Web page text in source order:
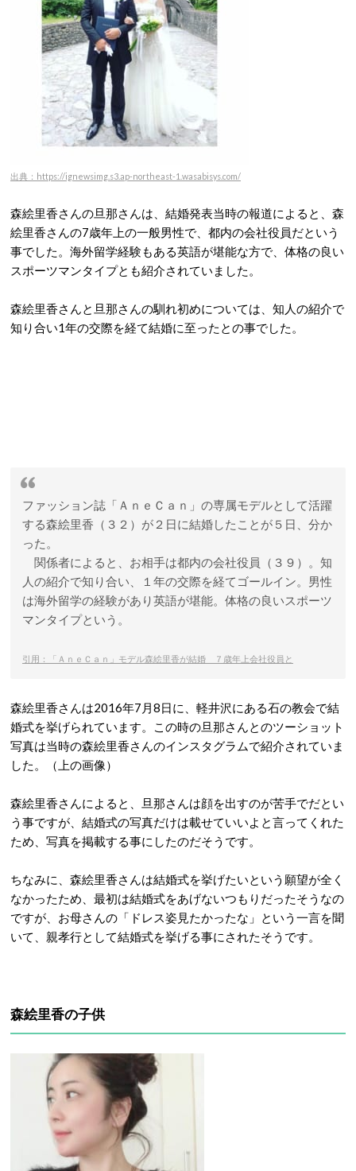
出典：https://ignewsimg.s3.ap-northeast-1.wasabisys.com/
森絵里香さんの旦那さんは、結婚発表当時の報道によると、森
絵里香さんの7歳年上の一般男性で、都内の会社役員だという
事でした。海外留学経験もある英語が堪能な方で、体格の良い
スポーツマンタイプとも紹介されていました。
森絵里香さんと旦那さんの馴れ初めについては、知人の紹介で
知り合い1年の交際を経て結婚に至ったとの事でした。
ファッション誌「ＡｎｅＣａｎ」の専属モデルとして活躍
する森絵里香（３２）が２日に結婚したことが５日、分か
った。
関係者によると、お相手は都内の会社役員（３９）。知
人の紹介で知り合い、１年の交際を経てゴールイン。男性
は海外留学の経験があり英語が堪能。体格の良いスポーツ
マンタイプという。
引用：「ＡｎｅＣａｎ」モデル森絵里香が結婚 ７歳年上会社役員と
森絵里香さんは2016年7月8日に、軽井沢にある石の教会で結
婚式を挙げられています。この時の旦那さんとのツーショット
写真は当時の森絵里香さんのインスタグラムで紹介されていま
した。（上の画像）
森絵里香さんによると、旦那さんは顔を出すのが苦手でだとい
う事ですが、結婚式の写真だけは載せていいよと言ってくれた
ため、写真を掲載する事にしたのだそうです。
ちなみに、森絵里香さんは結婚式を挙げたいという願望が全く
なかったため、最初は結婚式をあげないつもりだったそうなの
ですが、お母さんの「ドレス姿見たかったな」という一言を聞
いて、親孝行として結婚式を挙げる事にされたそうです。
森絵里香の子供